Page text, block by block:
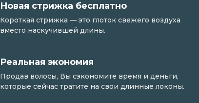
Новая стрижка бесплатно
Короткая стрижка — это глоток свежего воздуха
вместо наскучившей длины.
Реальная экономия
Продав волосы, Вы сэкономите время и деньги,
которые сейчас тратите на свои длинные локоны.